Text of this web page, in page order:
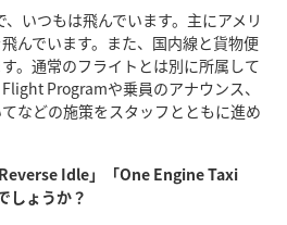
いつもは飛んでいます。主にアメリ
んでいます。また、国内線と貨物便
。通常のフライトとは別に所属して
Programや乗員のアナウンス、
などの施策をスタッフとともに進め
Idle」「One Engine Taxi
しょうか？